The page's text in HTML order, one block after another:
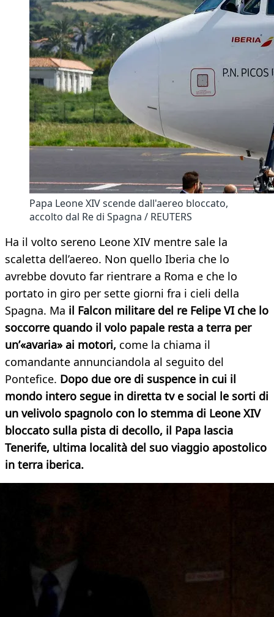
Papa Leone XIV scende dall'aereo bloccato,
accolto dal Re di Spagna / REUTERS
Ha il volto sereno Leone XIV mentre sale la
scaletta dell’aereo. Non quello Iberia che lo
avrebbe dovuto far rientrare a Roma e che lo
portato in giro per sette giorni fra i cieli della
Spagna. Ma il Falcon militare del re Felipe VI che lo
soccorre quando il volo papale resta a terra per
un’«avaria» ai motori, come la chiama il
comandante annunciandola al seguito del
Pontefice. Dopo due ore di suspence in cui il
mondo intero segue in diretta tv e social le sorti di
un velivolo spagnolo con lo stemma di Leone XIV
bloccato sulla pista di decollo, il Papa lascia
Tenerife, ultima località del suo viaggio apostolico
in terra iberica.